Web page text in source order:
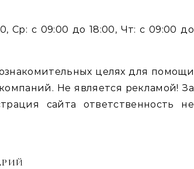
Ср: с 09:00 до 18:00, Чт: с 09:00 до
целях для помощи
Не является рекламой! За
сайта ответственность не